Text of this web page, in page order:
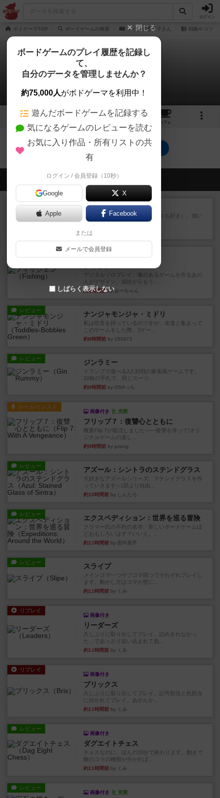
ログイン
ボドゲーマTOP ボードゲームの検索 トイレの香夜子さん 戦略やコツ
トイレの香夜子さん
0件の戦略やコツ
3 3
カフェ
トイレの香夜子さんのトップに戻る
会員の新しい投稿
レビュー マスクメン
マスクメンすごい好き（プロレスも好き）。強い
やつを決めるというより、ジ...
約3時間前
デジタルソロプレイ。毒のあるゲームを作るあの
人がデザイン。箱絵からもう...
約4時間前by おーちゃん
レビュー ナンジャモンジャ・ミドリ
私は吃音を持っているのですが、友達と集まって
このゲームをした際、3ゲー...
約8時間前 by 155973
レビュー ジンラミー
トランプで遊べる2人対戦の麻雀風ゲームです。
10枚の手札で、同じスーツ...
約9時間前 by OSAっち
ルール/インスト
画像付き 充実
フリップ７：復讐心とともに
概要Flip 7が復活しました――復讐を伴って!オリ
ジナルゲームの楽し...
約9時間前 by jurong
レビュー アズール：シントラのステンドグラス
大好きなアズールシリーズ。ステンドグラスを作
っていきます✨1部より自由...
約10時間前 by しんたろ
レビュー エクスペディション：世界を巡る冒険
クラマー氏の不朽の名作。新しいボードゲームほ
どおもしろいはず？いいえ。...
約11時間前 by 田中昌平
レビュー スライプ
メインコマ一つサブコマ四つでそれぞれプレイし
ます。動かし方はコマか壁に...
約11時間前 by くみ
リプレイ
画像付き
リーダーズ
久しぶりに取り出してプレイ。詰めきれなかっ
た…であっさり追い込まれて負...
約11時間前 by くみ
リプレイ
画像付き
ブリックス
久しぶりに取り出してプレイ。記号担当と色担当
に分かれてプレイ。あかんか...
約11時間前 by くみ
レビュー
画像付き
ダグエイトチェス
チェスなのに、ほんの10分で終わります。動きで
敵のコマの種類が分かれば...
約11時間前 by くみ
レビュー
画像付き 充実
閉じる
ボードゲームのプレイ履歴を記録し
て、
自分のデータを管理しませんか？
約75,000人がボドゲーマを利用中！
遊んだボードゲームを記録する
気になるゲームのレビューを読む
お気に入り作品・所有リストの共
有
ログイン / 会員登録（10秒）
Google X
Apple Facebook
または
メールで会員登録
しばらく表示しない